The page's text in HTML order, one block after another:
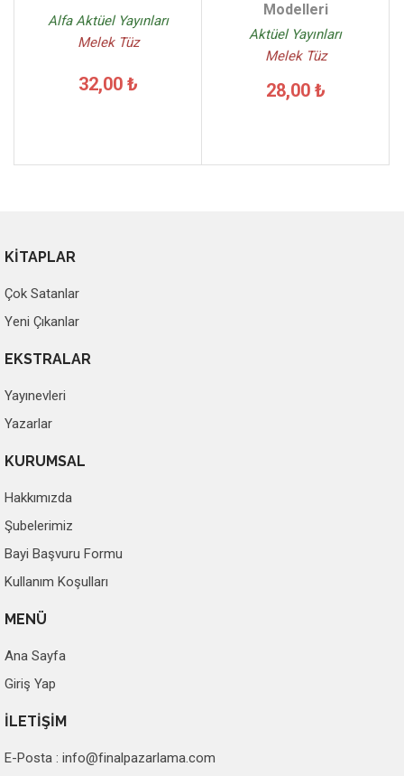
Alfa Aktüel Yayınları
Melek Tüz
32,00 ₺
Modelleri
Aktüel Yayınları
Melek Tüz
28,00 ₺
KİTAPLAR
Çok Satanlar
Yeni Çıkanlar
EKSTRALAR
Yayınevleri
Yazarlar
KURUMSAL
Hakkımızda
Şubelerimiz
Bayi Başvuru Formu
Kullanım Koşulları
MENÜ
Ana Sayfa
Giriş Yap
İLETİŞİM
E-Posta : info@finalpazarlama.com